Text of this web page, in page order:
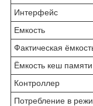
Интерфейс
Емкость
Фактическая
Ёмкость кеш памяти
Контроллер
Потребление в